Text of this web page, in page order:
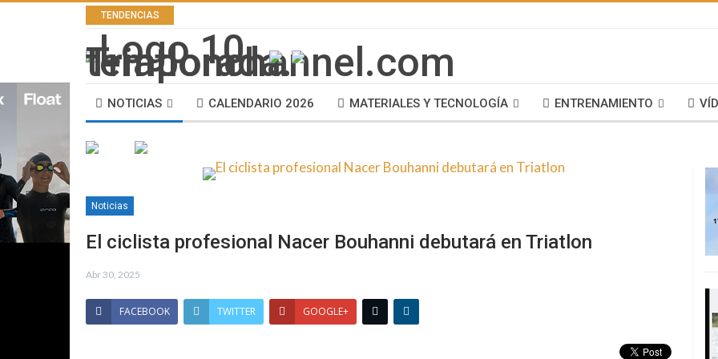
TENDENCIAS
NOTICIAS CALENDARIO 2026 MATERIALES Y TECNOLOGÍA ENTRENAMIENTO
Noticias
El ciclista profesional Nacer Bouhanni debutará en Triatlon
Abr 30, 2025
FACEBOOK TWITTER GOOGLE+